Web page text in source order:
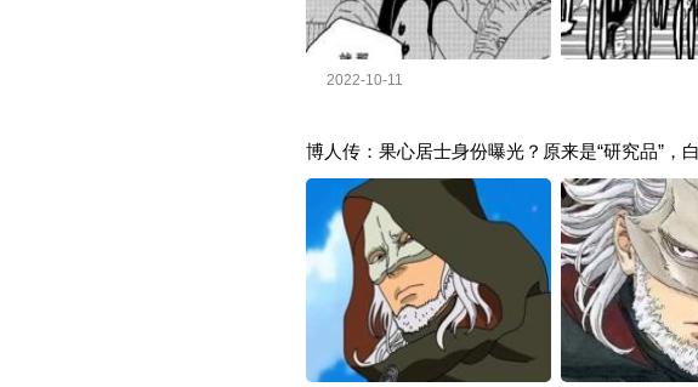
2022-10-11
博人传：果心居士身份曝光？原来是“研究品”，